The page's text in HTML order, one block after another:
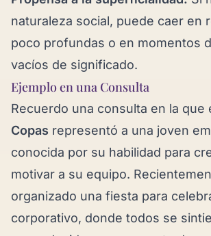
naturaleza social, puede caer en
poco profundas o en momentos
vacíos de significado.
Ejemplo en una Consulta
Recuerdo una consulta en la que
Copas representó a una joven
conocida por su habilidad para
motivar a su equipo.
organizado una fiesta para
corporativo, donde todos se